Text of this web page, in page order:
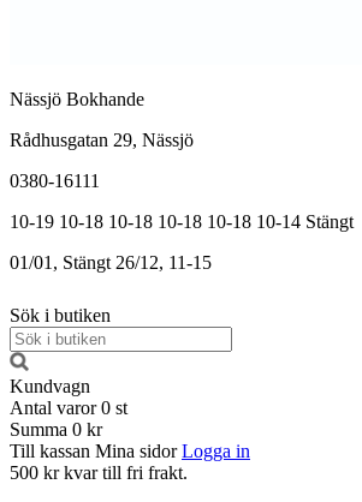
Nässjö Bokhande
Rådhusgatan 29, Nässjö
0380-16111
10-19 10-18 10-18 10-18 10-18 10-14 Stängt
01/01, Stängt 26/12, 11-15
Sök i butiken
Kundvagn
Antal varor 0 st
Summa 0 kr
Till kassan Mina sidor Logga in
500 kr kvar till fri frakt.